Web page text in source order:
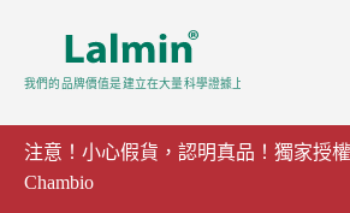
注意！小心假貨，認明真品！獨家授
Chambio